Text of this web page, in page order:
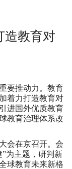
造教育对
要推动力。教育
着力打造教育对
进国外优质教育
教育治理体系改
会在京召开。会
为主题，研判新
球教育未来新格